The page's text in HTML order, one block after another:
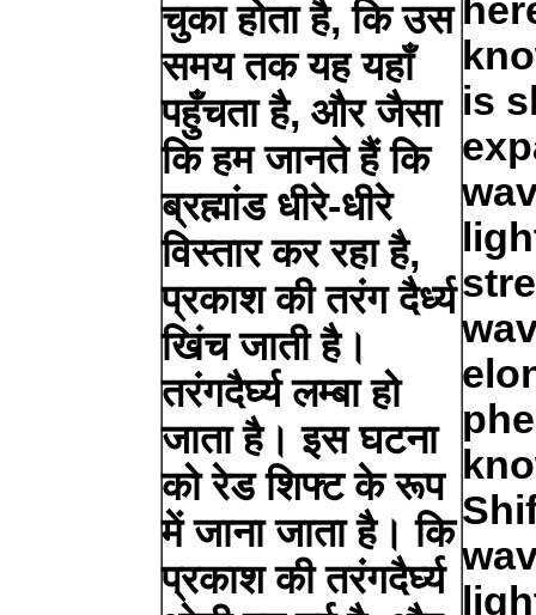
चुका होता है, कि उस
समय तक यह यहाँ
पहुँचता है, और जैसा
कि हम जानते हैं कि
ब्रह्मांड धीरे-धीरे
विस्तार कर रहा है,
प्रकाश की तरंग दैर्ध्य
खिंच जाती है।
तरंगदैर्घ्य लम्बा हो
जाता है। इस घटना
को रेड शिफ्ट के रूप
में जाना जाता है। कि
प्रकाश की तरंगदैर्घ्य
is